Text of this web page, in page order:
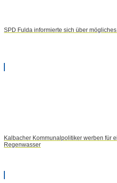
SPD Fulda informierte sich über
Kalbacher Kommunalpolitiker werben für
Regenwasser